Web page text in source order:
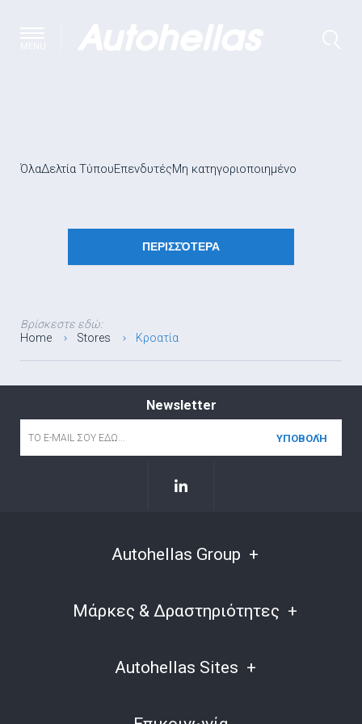
ΌλαΔελτία ΤύπουΕπενδυτέςΜη κατηγοριοποιημένο
ΠΕΡΙΣΣΌΤΕΡΑ
Βρίσκεστε εδώ:
Home
Stores Κροατία
Newsletter
Autohellas Group
Μάρκες & Δραστηριότητες
Autohellas Sites